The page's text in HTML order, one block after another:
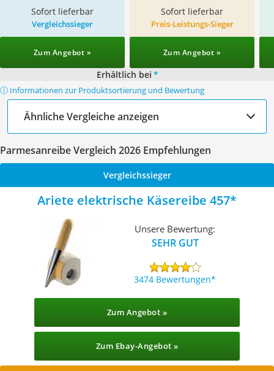
Sofort lieferbar Sofort lieferbar
Vergleichssieger
Zum Angebot »
Preis-Leistungs-Sieger
Zum Angebot »
Erhältlich bei *
ⓘ Informationen zur Produktsortierung und Bewertung
Ähnliche Vergleiche anzeigen
Parmesanreibe Vergleich 2026 Empfehlungen
Vergleichssieger
Ariete elektrische Käsereibe 457
Unsere Bewertung:
SEHR GUT
3474 Bewertungen
Zum Angebot »
Zum Ebay-Angebot »